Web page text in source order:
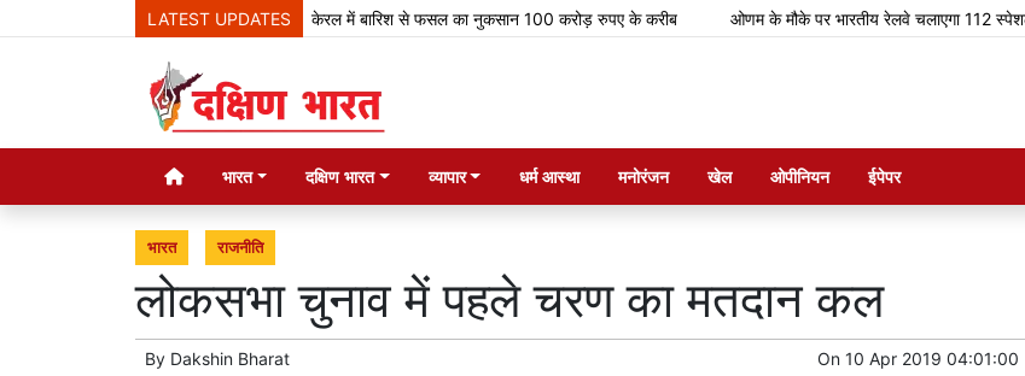
LATEST UPDATESकेरल में बारिश से फसल का नुकसान 100 करोड़ रुपए के करीब ओणम के मौके पर भारतीय रेलवे चलाएगा 112 स्पेशल ट्रेनें
भारत दक्षिण भारत व्यापार धर्म आस्था मनोरंजन खेल ओपीनियन ईपेपर
भारत राजनीति
लोकसभा चुनाव में पहले चरण का मतदान कल
By Dakshin Bharat On 10 Apr 2019 04:01:00